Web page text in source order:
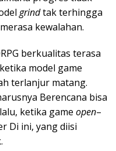
grindtak terhingga
kewalahan.
berkualitas terasa
model game
terlanjur matang.
Berencana bisa
ketika game open–
Di ini, yang diisi